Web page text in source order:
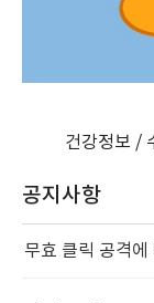
건강정보 /
공지사항
무효 클릭 공격